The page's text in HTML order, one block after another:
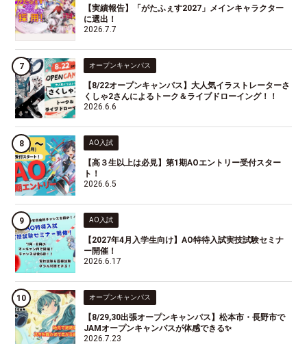
【実績報告】「がたふぇす2027」メインキャラクター
に選出！
2026.7.7
オープンキャンパス
【8/22オープンキャンパス】大人気イラストレーターさ
くしゃ2さんによるトーク＆ライブドローイング！！
2026.6.6
AO入試
【高３生以上は必見】第1期AOエントリー受付スター
ト！
2026.6.5
AO入試
【2027年4月入学生向け】AO特待入試実技試験セミナ
ー開催！
2026.6.17
オープンキャンパス
【8/29,30出張オープンキャンパス】松本市・長野市で
JAMオープンキャンパスが体感できる✨
2026.7.23